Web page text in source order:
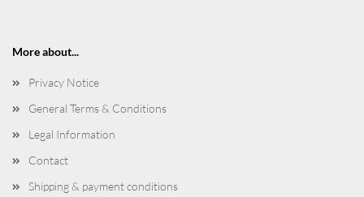
More about...
Privacy Notice
General Terms & Conditions
Legal Information
Contact
Shipping & payment conditions